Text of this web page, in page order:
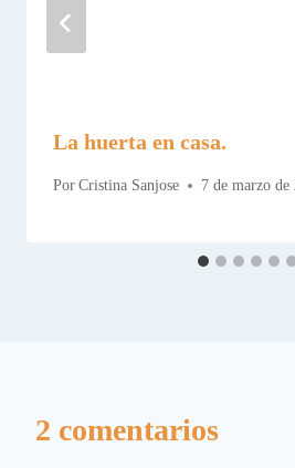
La huerta en casa.
Por Cristina Sanjose 7 de marzo de
2 comentarios